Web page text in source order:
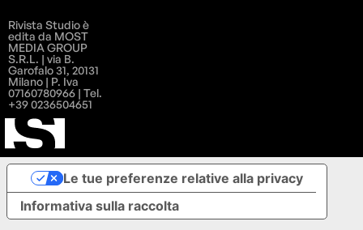
Rivista Studio è
edita da MOST
MEDIA GROUP
S.R.L. | via B.
Garofalo 31, 20131
Milano | P. Iva
07160780966 | Tel.
+39 0236504651
Informativa sulla raccolta
Le tue preferenze relative alla privacy